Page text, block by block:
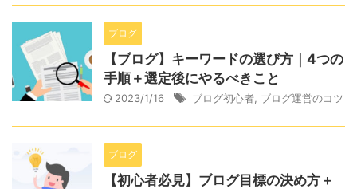
ブログ
【ブログ】キーワードの選び方｜4つの
手順＋選定後にやるべきこと
2023/1/16 ブログ初心者 ブログ運営のコツ
ブログ
【初心者必見】ブログ目標の決め方＋